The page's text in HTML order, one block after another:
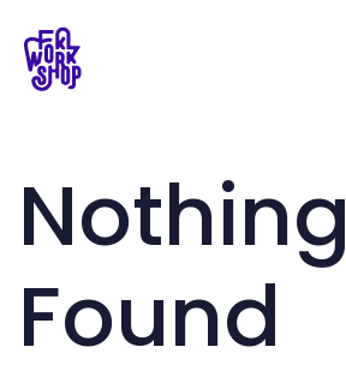
Nothing
Found